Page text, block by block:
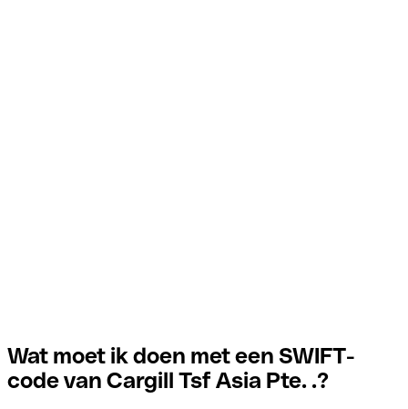
Wat moet ik doen met een SWIFT-
code van Cargill Tsf Asia Pte. .?